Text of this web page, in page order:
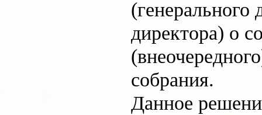
(генерального
директора) о
собрания.
Данное